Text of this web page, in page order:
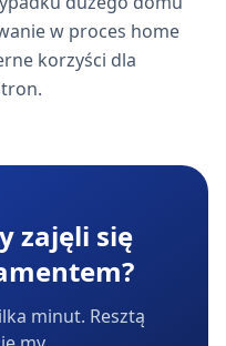
w proces home
korzyści dla
zajęli się
minut. Resztą